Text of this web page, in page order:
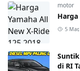
motor
Harga
5
di RI